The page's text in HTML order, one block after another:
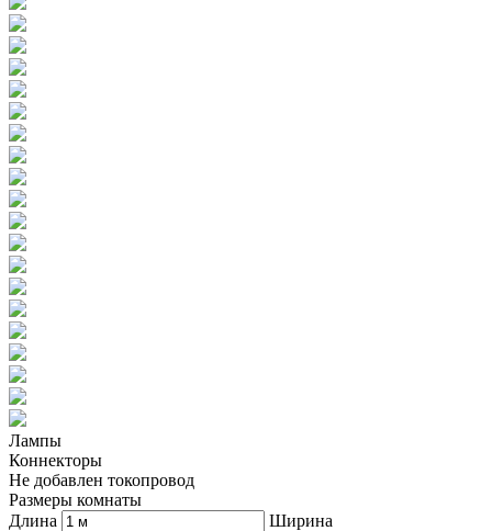
Лампы
Коннекторы
Не добавлен токопровод
Размеры комнаты
Длина
Ширина